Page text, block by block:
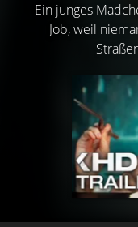
Ein junges
Job, weil